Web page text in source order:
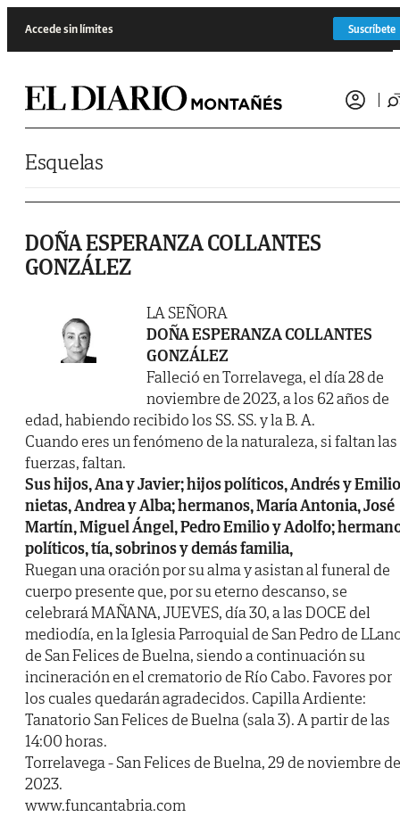
Accede sin límites Suscríbete
Esquelas
DOÑA ESPERANZA COLLANTES
GONZÁLEZ
LA SEÑORA
DOÑA ESPERANZA COLLANTES
GONZÁLEZ
Falleció en Torrelavega, el día 28 de
noviembre de 2023, a los 62 años de
edad, habiendo recibido los SS. SS. y la B. A.
Cuando eres un fenómeno de la naturaleza, si faltan las
fuerzas, faltan.
Sus hijos, Ana y Javier; hijos políticos, Andrés y
nietas, Andrea y Alba; hermanos, María Antonia, José
Martín, Miguel Ángel, Pedro Emilio y Adolfo;
políticos, tía, sobrinos y demás familia,
Ruegan una oración por su alma y asistan al funeral de
cuerpo presente que, por su eterno descanso, se
celebrará MAÑANA, JUEVES, día 30, a las DOCE del
mediodía, en la Iglesia Parroquial de San Pedro de
de San Felices de Buelna, siendo a continuación su
incineración en el crematorio de Río Cabo. Favores por
los cuales quedarán agradecidos. Capilla Ardiente:
Tanatorio San Felices de Buelna (sala 3). A partir de las
14:00 horas.
Torrelavega - San Felices de Buelna, 29 de noviembre de
2023.
www.funcantabria.com